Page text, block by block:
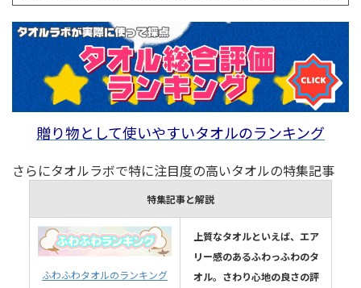
贈り物として使いやすいタオルのランキング
さらにタオルラボで特に注目度の高いタオルの特集記事
特集記事と解説
ふわふわタオルのランキング
上質なタオルといえば、エア
リー感のあるふわっふわのタ
オル。さわり心地の良さの評